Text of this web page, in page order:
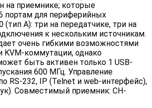
на приемнике; которые
портам для периферийных
(тип A): три на передатчике, три на
к нескольким источникам.
очень гибкими возможностями
KVM-коммутации, однако
быть активен только 1 USB-
600 МГц. Управление
RS-232, IP (Telnet и web-интерфейс),
Совместимый приемник: CH-